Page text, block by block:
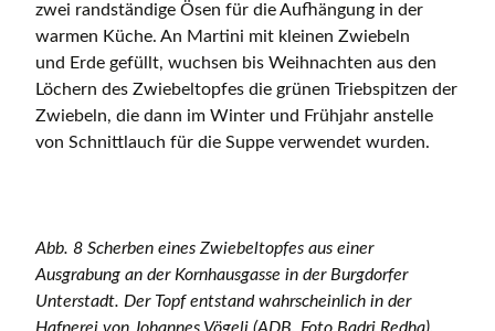
zwei randständige Ösen für die Aufhängung in der
warmen Küche. An Martini mit kleinen Zwiebeln
und Erde gefüllt, wuchsen bis Weihnachten aus den
Löchern des Zwiebeltopfes die grünen Triebspitzen der
Zwiebeln, die dann im Winter und Frühjahr anstelle
von Schnittlauch für die Suppe verwendet wurden.
Abb. 8 Scherben eines Zwiebeltopfes aus einer
Ausgrabung an der Kornhausgasse in der Burgdorfer
Unterstadt. Der Topf entstand wahrscheinlich in der